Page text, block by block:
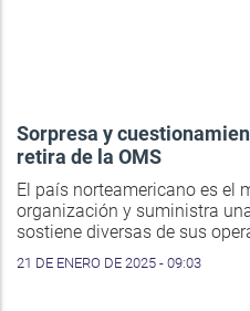
Sorpresa y
retira de la OMS
El país norteamericano es el
organización y suministra
sostiene diversas de sus
21 DE ENERO DE 2025 - 09:03